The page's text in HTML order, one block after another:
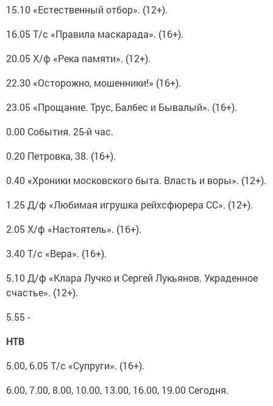
15.10 «Естественный отбор». (12+).
16.05 Т/с «Правила маскарада». (16+).
20.05 Х/ф «Река памяти». (12+).
22.30 «Осторожно, мошенники!» (16+).
23.05 «Прощание. Трус, Балбес и Бывалый». (16+).
0.00 События. 25-й час.
0.20 Петровка, 38. (16+).
0.40 «Хроники московского быта. Власть и воры». (12+).
1.25 Д/ф «Любимая игрушка рейхсфюрера СС». (12+).
2.05 Х/ф «Настоятель». (16+).
3.40 Т/с «Вера». (16+).
5.10 Д/ф «Клара Лучко и Сергей Лукьянов. Украденное
счастье». (12+).
5.55 -
НТВ
5.00, 6.05 Т/с «Супруги». (16+).
6.00, 7.00, 8.00, 10.00, 13.00, 16.00, 19.00 Сегодня.